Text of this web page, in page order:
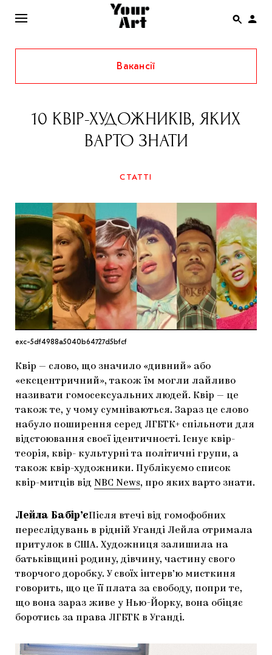
ENG
НОВИНИ
АФІША
ІНТЕРВ’Ю
СПЕЦПРОЄКТИ
THE UKRAINIAN PAVILION AT VENICE BIENNALE
2022
МАРІУПОЛЬСЬКІ МАРГІНАЛІЇ
ДОСЛІДНИЦЬКА ПЛАТФОРМА
ЗАПАЛЕННЯ
Вакансії
10 КВІР-ХУДОЖНИКІВ, ЯКИХ
ВАРТО ЗНАТИ
СТАТТІ
exc-5df4988a5040b64727d5bfcf
Квір — слово, що значило «дивний» або
«ексцентричний», також їм могли лайливо
називати гомосексуальних людей. Квір — це
також те, у чому сумніваються. Зараз це слово
набуло поширення серед ЛГБТК+ спільноти для
відстоювання своєї ідентичності. Існує квір-
теорія, квір- культурні та політичні групи, а
також квір-художники. Публікуємо список
квір-митців від NBC News, про яких варто знати.
Лейла Бабір’єПісля втечі від гомофобних
переслідувань в рідній Уганді Лейла отримала
притулок в США. Художниця залишила на
батьківщині родину, дівчину, частину свого
творчого доробку. У своїх інтерв’ю мисткиня
говорить, що це її плата за свободу, попри те,
що вона зараз живе у Нью-Йорку, вона обіцяє
боротись за права ЛГБТК в Уганді.